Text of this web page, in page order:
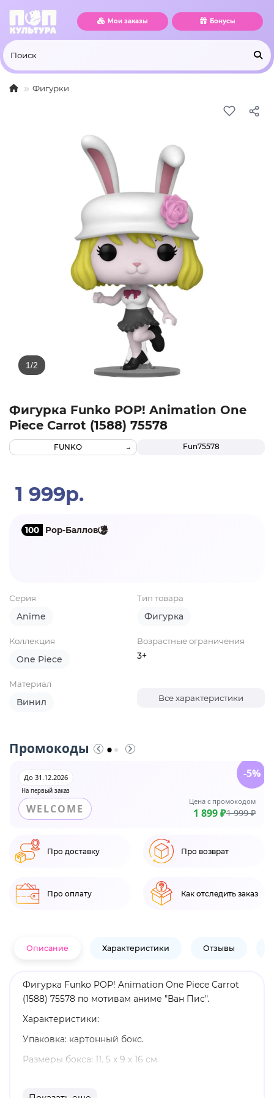
Мои заказы Бонусы
Фигурки
Фигурка Funko POP! Animation One
Piece Carrot (1588) 75578
Fun75578
FUNKO
1 999р.
100 Pop-Баллов
Серия
Anime
Тип товара
Фигурка
Коллекция
One Piece
Возрастные ограничения
3+
Материал
Винил Все характеристики
Промокоды
На первый заказ
До 31.12.2026
WELCOME
Цена с промокодом
1 899 ₽1 999 ₽
-5%
Про доставку Про возврат
Про оплату Как отследить заказ
Описание Характеристики Отзывы
Фигурка Funko POP! Animation One Piece Carrot
(1588) 75578 по мотивам аниме "Ван Пис".
Характеристики:
Упаковка: картонный бокс.
Размеры бокса: 11. 5 х 9 х 16 см.